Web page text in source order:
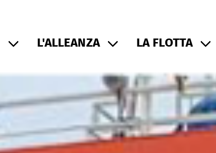
L'ALLEANZA LA FLOTTA